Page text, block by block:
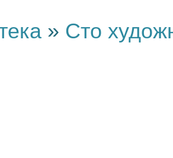
» Сто